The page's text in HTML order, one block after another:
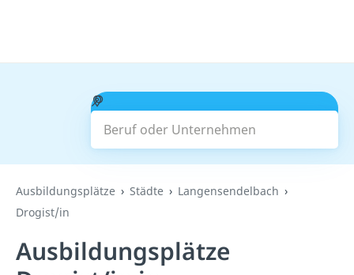
Beruf oder Unternehmen
Suchen
Ausbildungsplätze Städte
Langensendelbach
Drogist/in
Ausbildungsplätze